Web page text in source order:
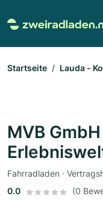
Startseite Lauda -
MVB
Fahrradladen ·
0.0
(0